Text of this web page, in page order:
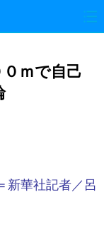
ｍで自己
新華社記者／呂